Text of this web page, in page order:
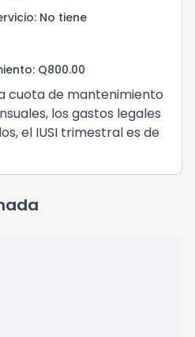
: No tiene
: Q800.00
cuota de mantenimiento
los gastos legales
el IUSI trimestral es de